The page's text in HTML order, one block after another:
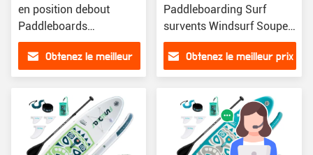
en position debout
Paddleboards
gonflables avec
accessoires ISUP
Obtenez le meilleur
Paddleboarding Surf
survents Windsurf Soupe
gonflable Stand Up Paddle
Obtenez le meilleur prix